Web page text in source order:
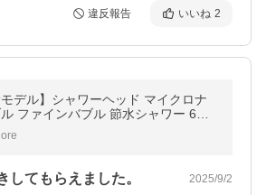
違反報告 いいね 2
モデル】シャワーヘッド マイクロナ
ル ファインバブル 節水シャワー 6段
ト 増圧 手元止水 高洗浄力 毛穴汚れ
肌美髪 保温保湿 爆買
してもらえました。 2025/9/2